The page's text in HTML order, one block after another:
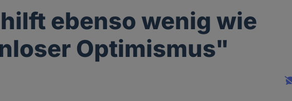
ebenso wenig wie
Optimismus"